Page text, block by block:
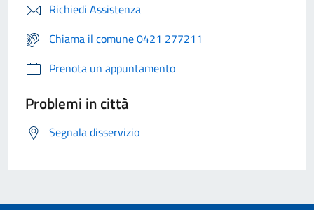
Richiedi Assistenza
Chiama il comune 0421 277211
Prenota un appuntamento
Problemi in città
Segnala disservizio